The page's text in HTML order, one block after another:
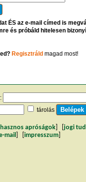
ÉS az e-mail címed is
és próbáld hitelesen
Regisztráldmagad most!
tárolás
hasznos apróságok jogi
mail impresszum]